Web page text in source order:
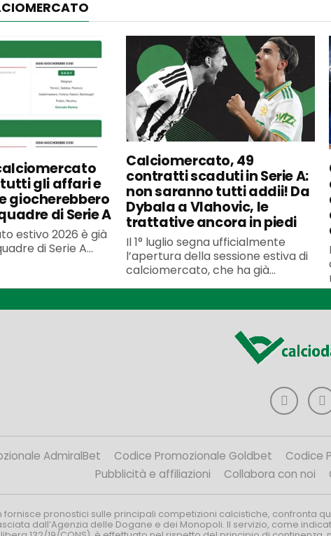
tutti gli affari e
giocherebbero
di Serie A
estivo 2026 è già
di Serie A...
Calciomercato, 49
contratti scaduti in Serie A:
non saranno tutti addii! Da
Dybala a Vlahovic, le
trattative ancora in piedi
Il 1° luglio segna ufficialmente
l’apertura della sessione estiva di
calciomercato, che ha già...
AdmiralBet Codice Promozionale Goldbet Codice
Pubblicità e affiliazioni
Collabora con noi
pronostici sulle principali competizioni calcistiche, confronta
dall’Agenzia delle Dogane e dei Monopoli. Il servizio, come